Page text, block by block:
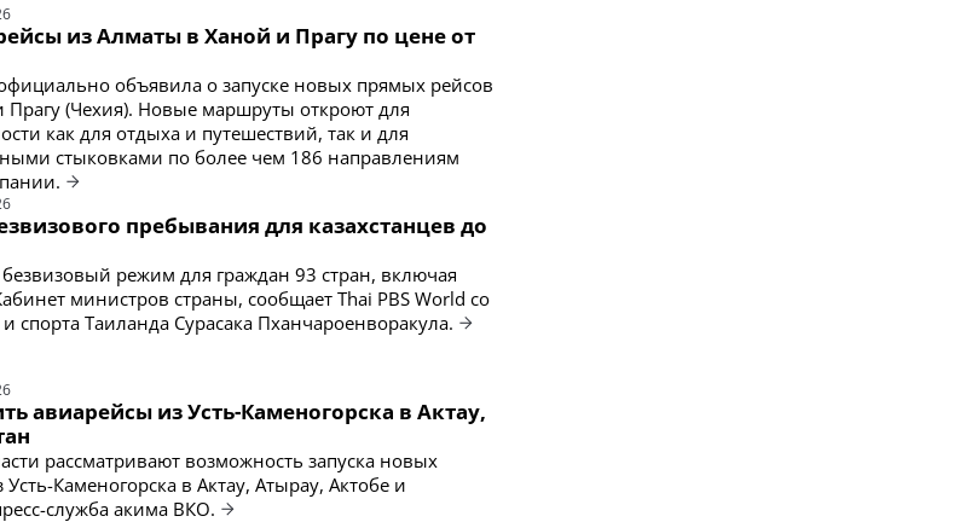
из Алматы в Ханой и Прагу по цене от
объявила о запуске новых прямых рейсов
(Чехия). Новые маршруты откроют для
как для отдыха и путешествий, так и для
стыковками по более чем 186 направлениям
пребывания для казахстанцев до
режим для граждан 93 стран, включая
министров страны, сообщает Thai PBS World со
спорта Таиланда Сурасака Пханчароенворакула.
авиарейсы из Усть-Каменогорска в Актау,
рассматривают возможность запуска новых
Каменогорска в Актау, Атырау, Актобе и
служба акима ВКО.